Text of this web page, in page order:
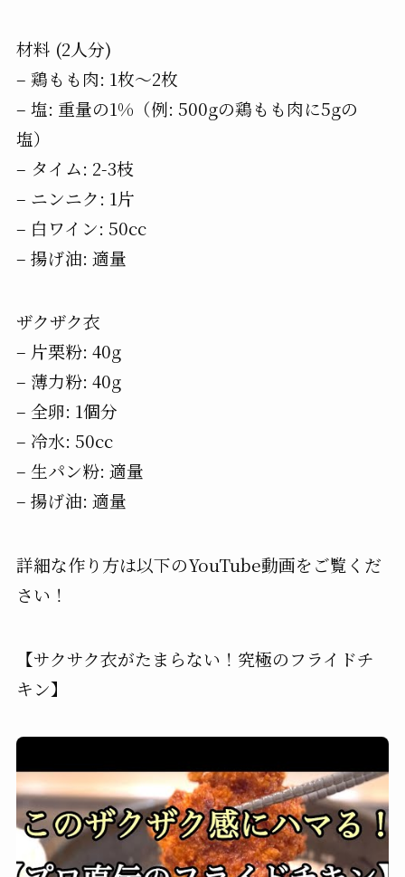
材料 (2人分)
– 鶏もも肉: 1枚〜2枚
– 塩: 重量の1%（例: 500gの鶏もも肉に5gの
塩）
– タイム: 2-3枝
– ニンニク: 1片
– 白ワイン: 50cc
– 揚げ油: 適量
ザクザク衣
– 片栗粉: 40g
– 薄力粉: 40g
– 全卵: 1個分
– 冷水: 50cc
– 生パン粉: 適量
– 揚げ油: 適量
詳細な作り方は以下のYouTube動画をご覧くだ
さい！
【サクサク衣がたまらない！究極のフライドチ
キン】